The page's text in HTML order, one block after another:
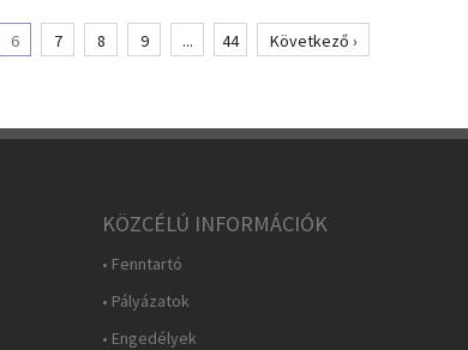
6 7 8 9 ... 44 Következő ›
KÖZCÉLÚ INFORMÁCIÓK
• Fenntartó
• Pályázatok
• Engedélyek